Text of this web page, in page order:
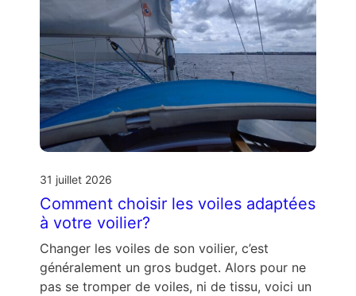
31 juillet 2026
Comment choisir les voiles adaptées
à votre voilier?
Changer les voiles de son voilier, c’est
généralement un gros budget. Alors pour ne
pas se tromper de voiles, ni de tissu, voici un